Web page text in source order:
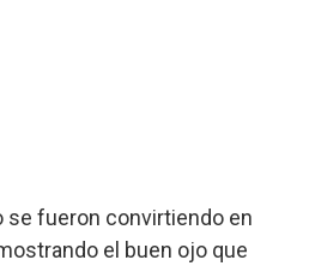
se fueron convirtiendo en
el buen ojo que